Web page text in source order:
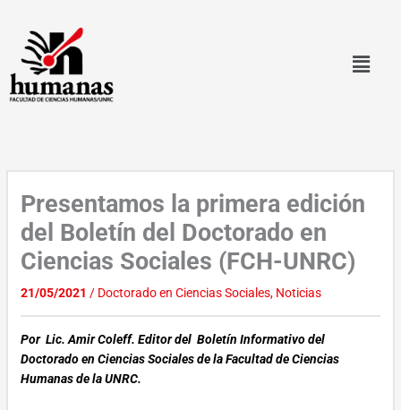
contenido
Presentamos la primera edición
del Boletín del Doctorado en
Ciencias Sociales (FCH-UNRC)
21/05/2021/ Doctorado en Ciencias Sociales, Noticias
Por Lic. Amir Coleff. Editor del Boletín Informativo del
Doctorado en Ciencias Sociales de la Facultad de Ciencias
Humanas de la UNRC.